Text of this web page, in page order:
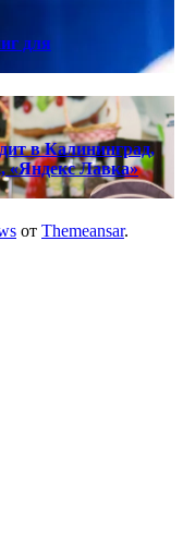
для
в Калининград,
«Яндекс Лавка»
от Themeansar.